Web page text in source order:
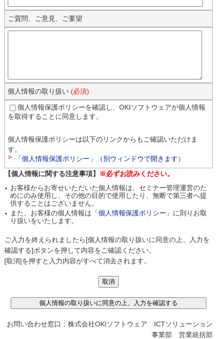
ご質問、ご意見、ご要望
個人情報の取り扱い (必須)
個人情報保護ポリシーを確認し、OKIソフトウェアが個人情報
を取得することに同意します。
個人情報保護ポリシーは以下のリンクからもご確認いただけま
す。
「個人情報保護ポリシー」（別ウィンドウで開きます）
【個人情報に関する注意事項】
※必ずお読みください。
お客様からお寄せいただいた個人情報は、セミナー管理運営のた
めにのみ使用し、その他の目的で使用したり、無断で第三者へ提
供することはございません。
また、お客様の個人情報は「個人情報保護ポリシー 」に則りお取
り扱いをいたします。
ご入力を終えられましたら[個人情報の取り扱いに同意の上、入力を
確認する]ボタンを押して内容をご確認ください。
[取消]を押すと入力内容がすべて消去されます。
お問い合わせ窓口：株式会社OKIソフトウェア ICTソリューション
事業部 営業統括部